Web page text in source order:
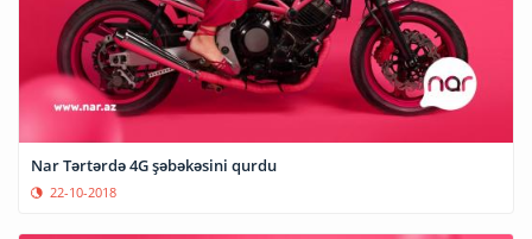
Nar Tərtərdə 4G şəbəkəsini qurdu
22-10-2018